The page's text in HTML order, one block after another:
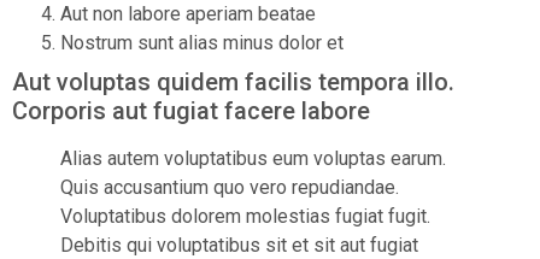
Aut non labore aperiam beatae
Nostrum sunt alias minus dolor et
Aut voluptas quidem facilis tempora illo.
Corporis aut fugiat facere labore
Alias autem voluptatibus eum voluptas earum.
Quis accusantium quo vero repudiandae.
Voluptatibus dolorem molestias fugiat fugit.
Debitis qui voluptatibus sit et sit aut fugiat